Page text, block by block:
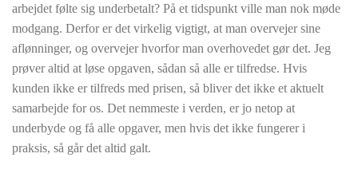
arbejdet følte sig underbetalt? På et tidspunkt ville man nok møde
modgang. Derfor er det virkelig vigtigt, at man overvejer sine
aflønninger, og overvejer hvorfor man overhovedet gør det. Jeg
prøver altid at løse opgaven, sådan så alle er tilfredse. Hvis
kunden ikke er tilfreds med prisen, så bliver det ikke et aktuelt
samarbejde for os. Det nemmeste i verden, er jo netop at
underbyde og få alle opgaver, men hvis det ikke fungerer i
praksis, så går det altid galt.